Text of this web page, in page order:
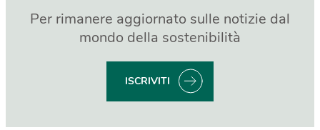
Per rimanere aggiornato sulle notizie dal
mondo della sostenibilità
ISCRIVITI